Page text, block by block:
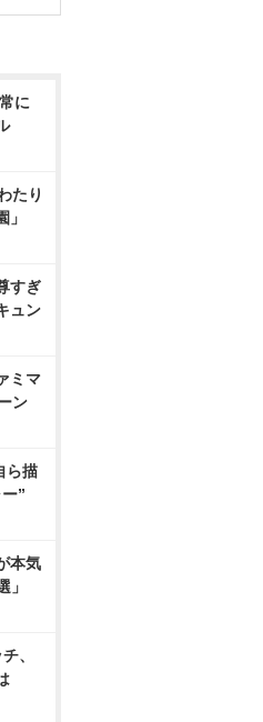
に
たり
」
すぎ
ュン
ミマ
ン
ら描
”
本気
」
、